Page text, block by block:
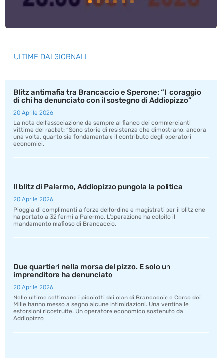
ULTIME DAI GIORNALI
Blitz antimafia tra Brancaccio e Sperone: “Il coraggio
di chi ha denunciato con il sostegno di Addiopizzo”
20 Aprile 2026
La nota dell’associazione da sempre al fianco dei commercianti
vittime del racket: “Sono storie di resistenza che dimostrano, ancora
una volta, quanto sia fondamentale il contributo degli operatori
economici.
Il blitz di Palermo, Addiopizzo pungola la politica
20 Aprile 2026
Pioggia di complimenti a forze dell’ordine e magistrati per il blitz che
ha portato a 32 fermi a Palermo. L’operazione ha colpito il
mandamento mafioso di Brancaccio.
Due quartieri nella morsa del pizzo. E solo un
imprenditore ha denunciato
20 Aprile 2026
Nelle ultime settimane i picciotti dei clan di Brancaccio e Corso dei
Mille hanno messo a segno alcune intimidazioni. Una ventina le
estorsioni ricostruite. Un operatore economico sostenuto da
Addiopizzo